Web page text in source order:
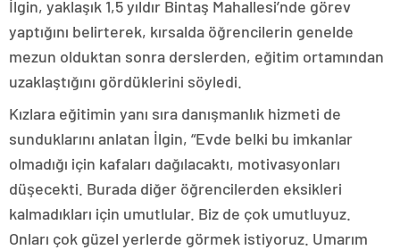
İlgin, yaklaşık 1,5 yıldır Bintaş Mahallesi’nde görev
yaptığını belirterek, kırsalda öğrencilerin genelde
mezun olduktan sonra derslerden, eğitim ortamından
uzaklaştığını gördüklerini söyledi.
Kızlara eğitimin yanı sıra danışmanlık hizmeti de
sunduklarını anlatan İlgin, “Evde belki bu imkanlar
olmadığı için kafaları dağılacaktı, motivasyonları
düşecekti. Burada diğer öğrencilerden eksikleri
kalmadıkları için umutlular. Biz de çok umutluyuz.
Onları çok güzel yerlerde görmek istiyoruz. Umarım